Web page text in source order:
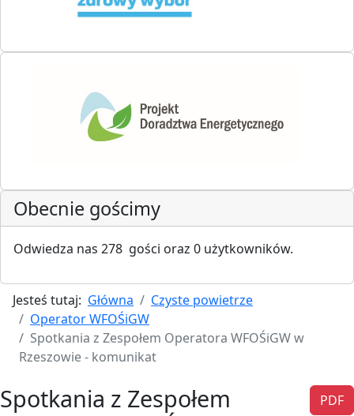
Obecnie gościmy
Odwiedza nas 278 gości oraz 0 użytkowników.
Jesteś tutaj: Główna
Czyste powietrze
Operator WFOŚiGW
Spotkania z Zespołem Operatora WFOŚiGW w
Rzeszowie - komunikat
PDF
Spotkania z Zespołem